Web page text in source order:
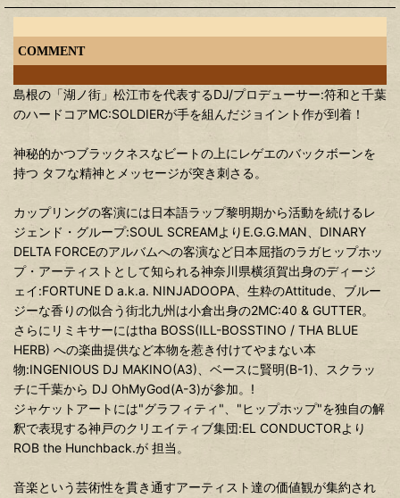
COMMENT
島根の「湖ノ街」松江市を代表するDJ/プロデューサー:符和と千葉
のハードコアMC:SOLDIERが手を組んだジョイント作が到着！
神秘的かつブラックネスなビートの上にレゲエのバックボーンを
持つ タフな精神とメッセージが突き刺さる。
カップリングの客演には日本語ラップ黎明期から活動を続けるレ
ジェンド・グループ:SOUL SCREAMよりE.G.G.MAN、DINARY
DELTA FORCEのアルバムへの客演など日本屈指のラガヒップホッ
プ・アーティストとして知られる神奈川県横須賀出身のディージ
ェイ:FORTUNE D a.k.a. NINJADOOPA、生粋のAttitude、ブルー
ジーな香りの似合う街北九州は小倉出身の2MC:40 & GUTTER。
さらにリミキサーにはtha BOSS(ILL-BOSSTINO / THA BLUE
HERB) への楽曲提供など本物を惹き付けてやまない本
物:INGENIOUS DJ MAKINO(A3)、ベースに賢明(B-1)、スクラッ
チに千葉から DJ OhMyGod(A-3)が参加。!
ジャケットアートには"グラフィティ"、"ヒップホップ"を独自の解
釈で表現する神戸のクリエイティブ集団:EL CONDUCTORより
ROB the Hunchback.が 担当。
音楽という芸術性を貫き通すアーティスト達の価値観が集約され